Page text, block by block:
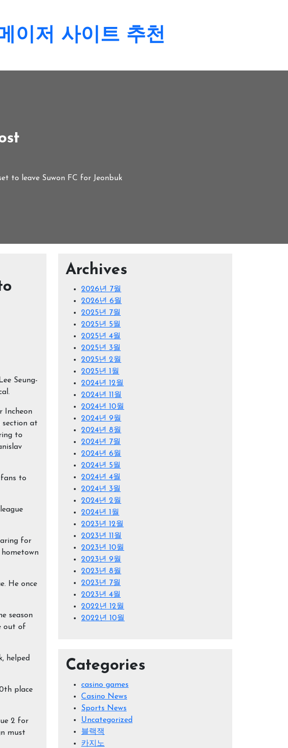
이저 사이트 추천
to leave Suwon FC for Jeonbuk
Seung-
Incheon
section at
to
to
for
He once
season
out of
helped
place
2 for
must
Archives
2026년 7월
2026년 6월
2025년 7월
2025년 5월
2025년 4월
2025년 3월
2025년 2월
2025년 1월
2024년 12월
2024년 11월
2024년 10월
2024년 9월
2024년 8월
2024년 7월
2024년 6월
2024년 5월
2024년 4월
2024년 3월
2024년 2월
2024년 1월
2023년 12월
2023년 11월
2023년 10월
2023년 9월
2023년 8월
2023년 7월
2023년 4월
2022년 12월
2022년 10월
Categories
casino games
Casino News
Sports News
Uncategorized
블랙잭
카지노